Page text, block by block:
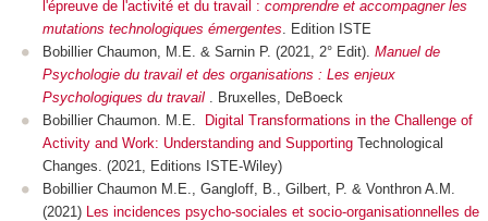
l'épreuve de l'activité et du travail : comprendre et accompagner les
mutations technologiques émergentes . Edition ISTE
Bobillier Chaumon, M.E. & Sarnin P. (2021, 2° Edit). Manuel de
Psychologie du travail et des organisations : Les enjeux
Psychologiques du travail
. Bruxelles, DeBoeck
Bobillier Chaumon. M.E.
Digital Transformations in the Challenge of
Activity and Work: Understanding and Supporting Technological
Changes. (2021, Editions ISTE-Wiley)
Bobillier Chaumon M.E., Gangloff, B., Gilbert, P. & Vonthron A.M.
(2021)
Les incidences psycho-sociales et socio-organisationnelles de